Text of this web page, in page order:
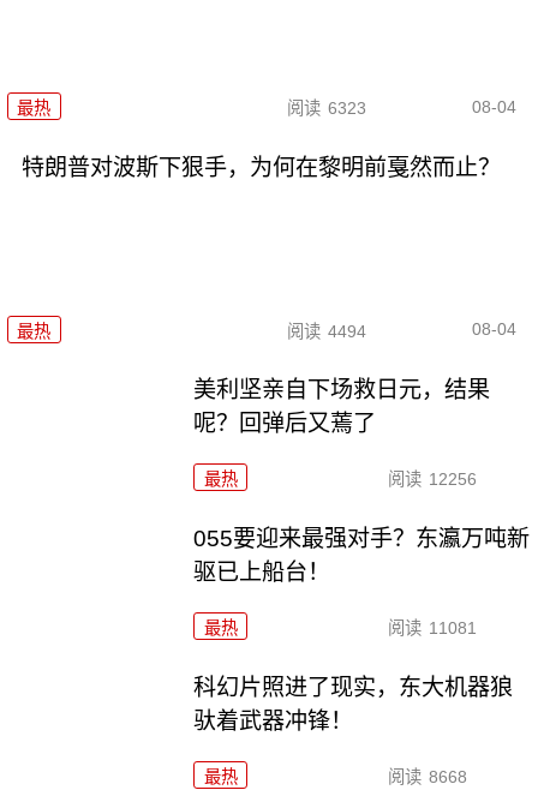
最热 阅读 6323 08-04
特朗普对波斯下狠手，为何在黎明前戛然而止？
最热 阅读 4494 08-04
美利坚亲自下场救日元，结果
呢？回弹后又蔫了
最热 阅读 12256
055要迎来最强对手？东瀛万吨新
驱已上船台！
最热 阅读 11081
科幻片照进了现实，东大机器狼
驮着武器冲锋！
最热 阅读 8668